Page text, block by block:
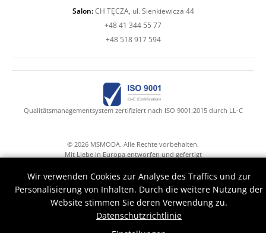
Salon:CH TĘCZA, ul. Sienkiewicza 44
+48 41 344 55 77
+48 518 917 594
Qualitätsmanagementsystem zertifiziert nach ISO 9001:2015 durch LL-C
© 2026 MSMODA. Alle Rechte vorbehalten.
Mit Liebe in Europa entworfen und gefertigt
Wir verwenden Cookies zur Analyse des Traffics und zur
Personalisierung von Inhalten. Durch die weitere Nutzung der
Website stimmen Sie deren Verwendung zu.
Datenschutzrichtlinie